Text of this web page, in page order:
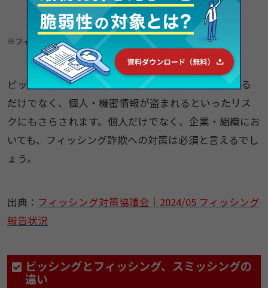
※フィッシング対策協議会のデータをもとにMOTEXで作成
ビッシングの被害にあった場合、金銭的な損失を被る
だけでなく、個人・機密情報が盗まれるといったリス
クにもさらされます。個人だけでなく、企業・組織にお
いても、フィッシング詐欺への対策は必須と言えるでし
ょう。
出典： フィッシング対策協議会│2024/05 フィッシング
報告状況
ビッシングとフィッシング、スミッシングの
違い